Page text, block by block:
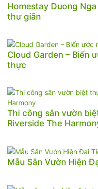
Homestay Duong
thư giãn
Cloud Garden – Biến
thực
Thi công sân vườn
Riverside The
Mẫu Sân Vườn Hiện